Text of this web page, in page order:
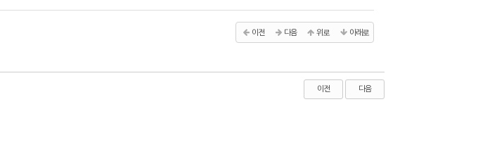
이전 다음 위로 아래로
이전 다음